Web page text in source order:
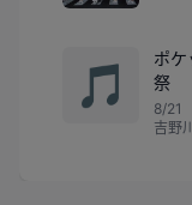
🎵
ポ
祭
8/21
吉野